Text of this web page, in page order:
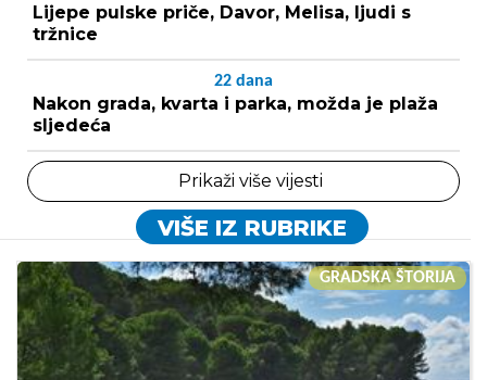
Lijepe pulske priče, Davor, Melisa, ljudi s
tržnice
22 dana
Nakon grada, kvarta i parka, možda je plaža
sljedeća
Prikaži više vijesti
VIŠE IZ RUBRIKE
GRADSKA ŠTORIJA